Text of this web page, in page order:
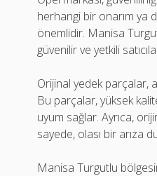
herhangi bir onarım ya
önemlidir. Manisa
güvenilir ve yetkili
Orijinal yedek parçalar,
Bu parçalar, yüksek
uyum sağlar. Ayrıca,
sayede, olası bir arıza
Manisa Turgutlu